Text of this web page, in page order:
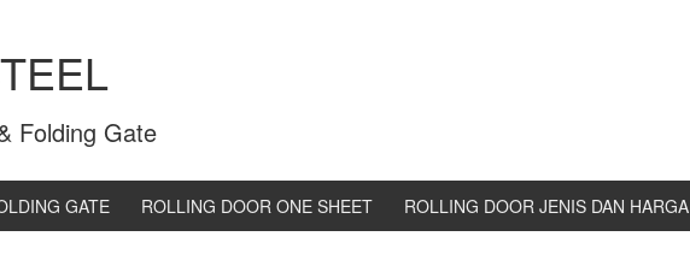
Folding Gate
GATE ROLLING DOOR ONE SHEET ROLLING DOOR JENIS DAN HARGA